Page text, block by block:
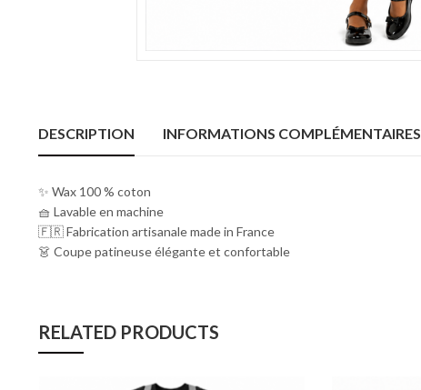
DESCRIPTION INFORMATIONS COMPLÉMENTAIRES
✨ Wax 100 % coton
🧺 Lavable en machine
🇫🇷 Fabrication artisanale made in France
👗 Coupe patineuse élégante et confortable
RELATED PRODUCTS